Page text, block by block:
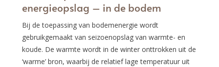
energieopslag – in de bodem
Bij de toepassing van bodemenergie wordt
gebruikgemaakt van seizoenopslag van warmte- en
koude. De warmte wordt in de winter onttrokken uit de
‘warme’ bron, waarbij de relatief lage temperatuur uit